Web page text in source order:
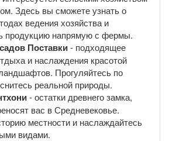
Здесь вы сможете узнать о
ведения хозяйства и
продукцию напрямую с фермы.
Поставки- подходящее
и наслаждения красотой
Прогуляйтесь по
реальной природы.
- остатки древнего замка,
вас в Средневековье.
местности и наслаждайтесь
видами.